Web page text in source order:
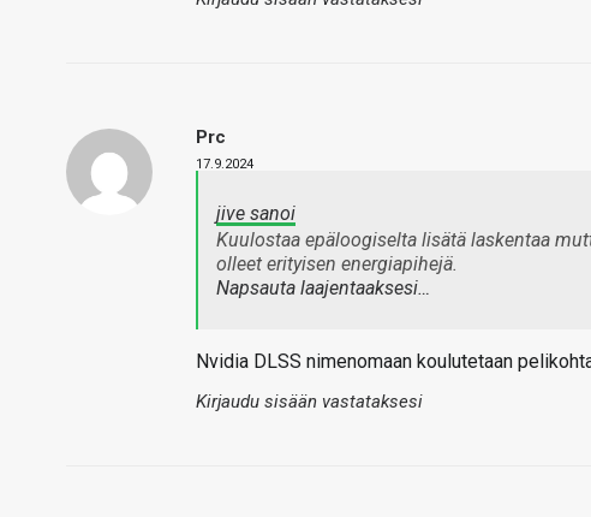
Prc
17.9.2024
jive sanoi
Kuulostaa epäloogiselta lisätä laskentaa
olleet erityisen energiapihejä.
Napsauta laajentaaksesi…
Nvidia DLSS nimenomaan koulutetaan
Kirjaudu sisään vastataksesi